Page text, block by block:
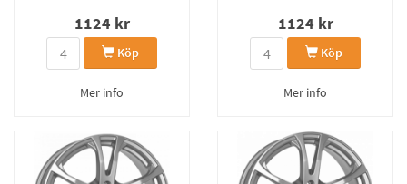
1124 kr
Köp
Mer info
1124 kr
Köp
Mer info